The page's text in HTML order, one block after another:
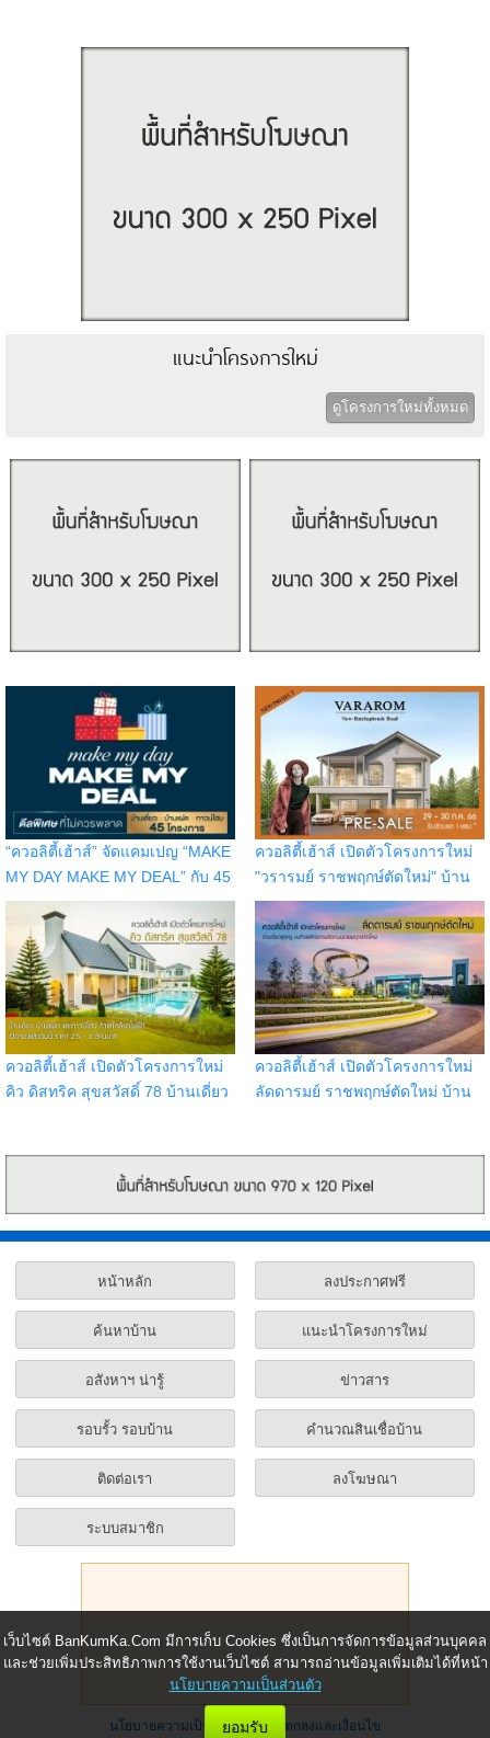
แนะนำโครงการใหม่
ดูโครงการใหม่ทั้งหมด
“ควอลิตี้เฮ้าส์” จัดแคมเปญ “MAKE
MY DAY MAKE MY DEAL” กับ 45
โครงการ บนทำเลกรุงเทพฯ
ปริมณฑล ชลบุรี เชียงใหม่
ควอลิตี้เฮ้าส์ เปิดตัวโครงการใหม่
"วรารมย์ ราชพฤกษ์ตัดใหม่" บ้าน
เดี่ยวติดถนนราชพฤกษ์ เปิดจอง
รอบ Pre-Sale วันที่ 29 - 30 ก.ค.
66 รับส่วนลด 1 แสน
ควอลิตี้เฮ้าส์ เปิดตัวโครงการใหม่
คิว ดิสทริค สุขสวัสดิ์ 78 บ้านเดี่ยว
ควอลิตี้เฮ้าส์ เปิดตัวโครงการใหม่
ลัดดารมย์ ราชพฤกษ์ตัดใหม่ บ้าน
หน้าหลัก ลงประกาศฟรี
ค้นหาบ้าน แนะนำโครงการใหม่
อสังหาฯ น่ารู้ ข่าวสาร
รอบรั้ว รอบบ้าน คำนวณสินเชื่อบ้าน
ติดต่อเรา ลงโฆษณา
ระบบสมาชิก
นโยบายความเป็นส่วนตัว| ข้อตกลงและเงื่อนไข
เว็บไซต์ BanKumKa.Com มีการเก็บ Cookies ซึ่งเป็นการจัดการข้อมูลส่วนบุคคล
และช่วยเพิ่มประสิทธิภาพการใช้งานเว็บไซต์ สามารถอ่านข้อมูลเพิ่มเติมได้ที่หน้า
นโยบายความเป็นส่วนตัว
ยอมรับ